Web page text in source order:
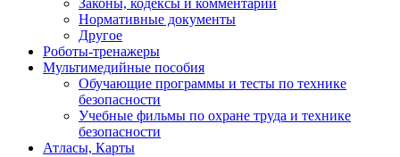
Законы, кодексы и комментарии
Нормативные документы
Другое
Роботы-тренажеры
Мультимедийные пособия
Обучающие программы и тесты по технике
безопасности
Учебные фильмы по охране труда и технике
безопасности
Атласы, Карты